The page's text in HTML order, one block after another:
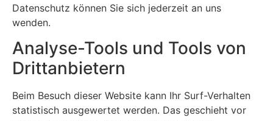
Datenschutz können Sie sich jederzeit an uns
wenden.
Analyse-Tools und Tools von
Dritt­anbietern
Beim Besuch dieser Website kann Ihr Surf-Verhalten
statistisch ausgewertet werden. Das geschieht vor